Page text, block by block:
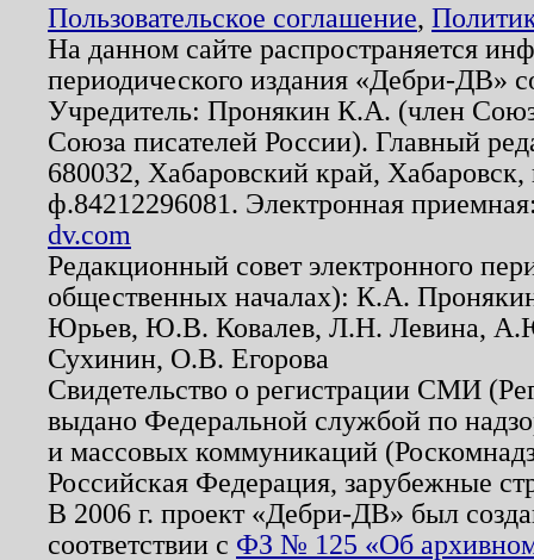
Пользовательское соглашение,
На данном сайте распространяется
периодического издания «Дебри-ДВ»
Учредитель: Пронякин К.А. (член
Союза писателей России). Главный
680032, Хабаровский край,
ф.84212296081. Электронная
dv.com
Редакционный совет электронного
общественных началах): К.А.
Юрьев, Ю.В. Ковалев, Л.Н. Левина,
Сухинин, О.В. Егорова
Свидетельство о регистрации СМИ
выдано Федеральной службой по
и массовых коммуникаций
Российская Федерация, зарубежные
В 2006 г. проект «Дебри-ДВ» был
соответствии с ФЗ № 125 «Об